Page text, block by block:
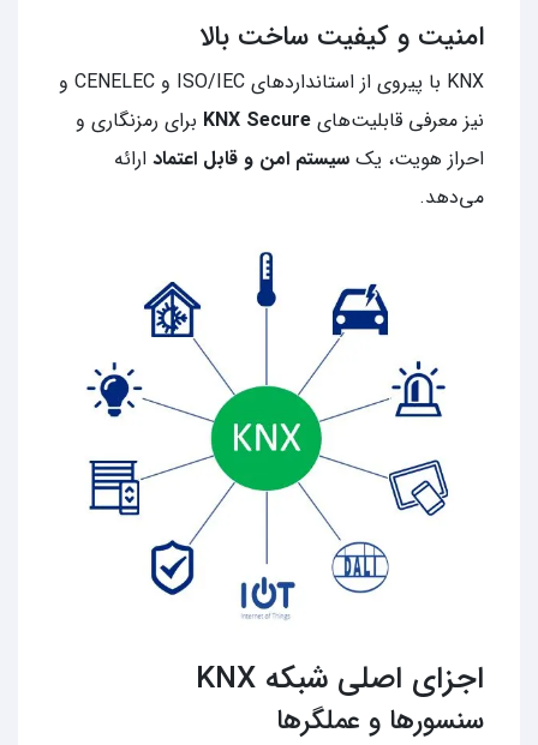
امنیت و کیفیت ساخت بالا
KNX با پیروی از استانداردهای ISO/IEC و CENELEC و
نیز معرفی قابلیت‌های KNX Secure برای رمزنگاری و
احراز هویت، یک سیستم امن و قابل اعتماد ارائه
می‌دهد.
اجزای اصلی شبکه KNX
سنسورها و عملگرها